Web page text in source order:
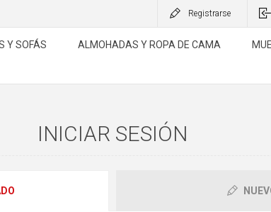
Registrarse
Y SOFÁS ALMOHADAS Y ROPA DE CAMA
INICIAR SESIÓN